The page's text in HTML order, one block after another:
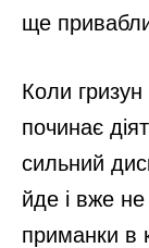
ще
Коли гризун
починає
сильний
йде і вже не
приманки в